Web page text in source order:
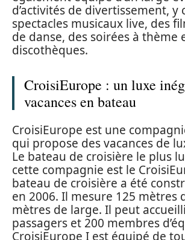
d’activités de divertissement, y
spectacles musicaux live, des
de danse, des soirées à thème
discothèques.
CroisiEurope : un luxe
vacances en bateau
CroisiEurope est une
qui propose des vacances de
Le bateau de croisière le plus
cette compagnie est le
bateau de croisière a été
en 2006. Il mesure 125 mètres
mètres de large. Il peut
passagers et 200 membres
CroisiEurope I est équipé de